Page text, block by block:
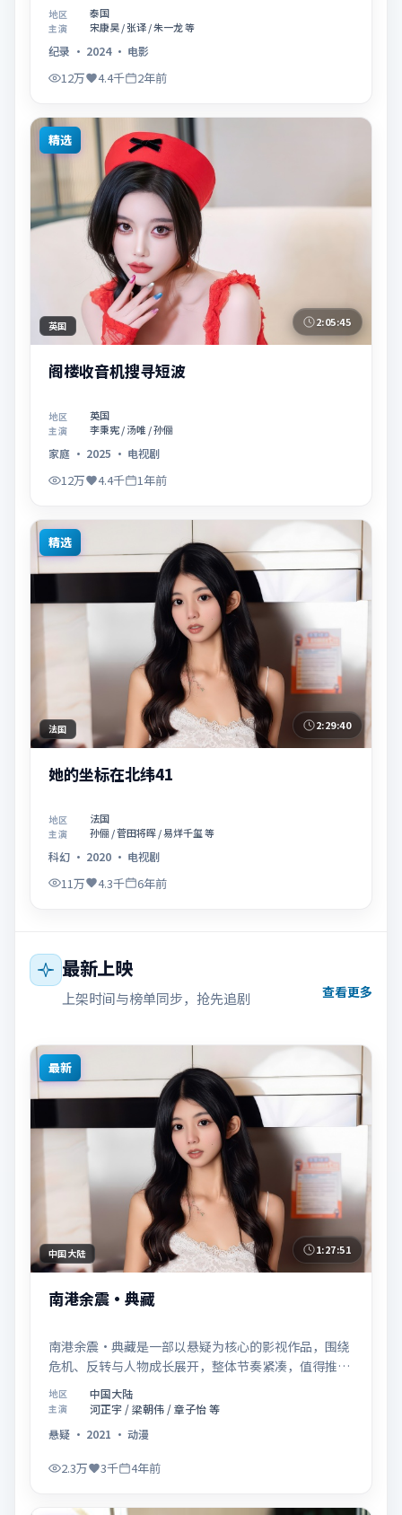
地区 泰国
主演 宋康昊 / 张译 / 朱一龙 等
纪录 · 2024· 电影
12万 4.4千 2年前
精选
英国 2:05:45
阁楼收音机搜寻短波
地区 英国
主演 李秉宪 / 汤唯 / 孙俪
家庭 · 2025 · 电视剧
12万 4.4千 1年前
精选
法国 2:29:40
她的坐标在北纬41
地区 法国
主演 孙俪 / 菅田将晖 / 易烊千玺 等
科幻 · 2020 · 电视剧
11万 4.3千 6年前
最新上映
上架时间与榜单同步，抢先追剧 查看更多
最新
中国大陆 1:27:51
南港余震·典藏
南港余震·典藏是一部以悬疑为核心的影视作品，围绕
危机、反转与人物成长展开，整体节奏紧凑，值得推荐
观看。
地区 中国大陆
主演
河正宇 / 梁朝伟 / 章子怡 等
悬疑 · 2021 · 动漫
2.3万 3千 4年前